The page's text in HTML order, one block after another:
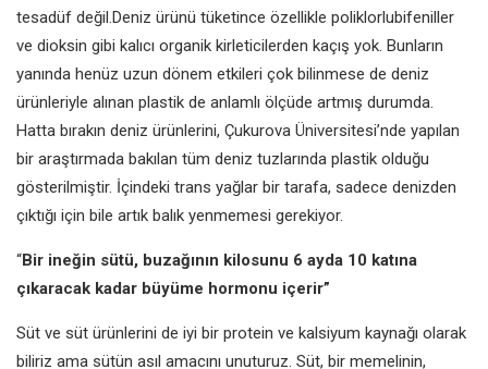
tesadüf değil.Deniz ürünü tüketince özellikle poliklorlubifeniller
ve dioksin gibi kalıcı organik kirleticilerden kaçış yok. Bunların
yanında henüz uzun dönem etkileri çok bilinmese de deniz
ürünleriyle alınan plastik de anlamlı ölçüde artmış durumda.
Hatta bırakın deniz ürünlerini, Çukurova Üniversitesi’nde yapılan
bir araştırmada bakılan tüm deniz tuzlarında plastik olduğu
gösterilmiştir. İçindeki trans yağlar bir tarafa, sadece denizden
çıktığı için bile artık balık yenmemesi gerekiyor.
“Bir ineğin sütü, buzağının kilosunu 6 ayda 10 katına
çıkaracak kadar büyüme hormonu içerir”
Süt ve süt ürünlerini de iyi bir protein ve kalsiyum kaynağı olarak
biliriz ama sütün asıl amacını unuturuz. Süt, bir memelinin,